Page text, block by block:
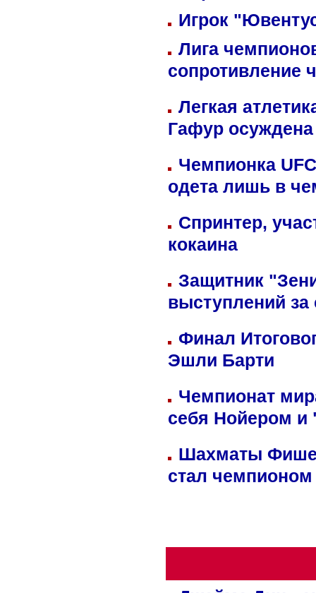
Игрок
Лига
сопротивление
Легкая
Гафур осуждена
Чемпионка
одета лишь в
Спринтер,
кокаина
Защитник
выступлений
Финал
Эшли Барти
Чемпионат
себя Нойером и
Шахматы
стал